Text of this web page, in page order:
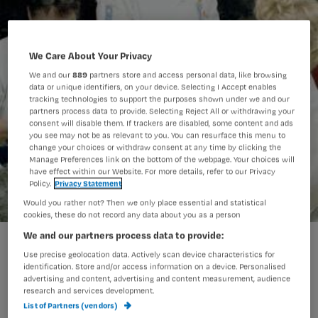
Kennisquiz Wet BIG
Deze kennisquiz hoort bij het artikel
We Care About Your Privacy
We and our889 partners store and access personal data, like browsing
data or unique identifiers, on your device. Selecting I Accept enables
tracking technologies to support the purposes shown under we and our
partners process data to provide. Selecting Reject All or withdrawing your
consent will disable them. If trackers are disabled, some content and ads
you see may not be as relevant to you. You can resurface this menu to
change your choices or withdraw consent at any time by clicking the
Manage Preferences link on the bottom of the webpage. Your choices will
have effect within our Website. For more details, refer to our Privacy
Policy. Privacy Statement
Would you rather not? Then we only place essential and statistical
cookies, these do not record any data about you as a person
We and our partners process data to provide:
Use precise geolocation data. Actively scan device characteristics for
identification. Store and/or access information on a device. Personalised
advertising and content, advertising and content measurement, audience
research and services development.
List of Partners (vendors)